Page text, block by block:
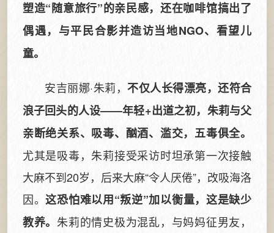
塑造“随意旅行”的亲民感，还在咖啡馆搞出了
偶遇，与平民合影并造访当地NGO、看望儿
童。
安吉丽娜·朱莉， 不仅人长得漂亮，还符合
浪子回头的人设——年轻+出道之初，朱莉与父
亲断绝关系、吸毒、酗酒、滥交，五毒俱全。
尤其是吸毒，朱莉接受采访时坦承第一次接触
大麻不到20岁，后来大麻“令人厌倦”，改吸海洛
因。这恐怕难以用“叛逆”加以衡量，这是缺少
教养。朱莉的情史极为混乱，与妈妈征男友，